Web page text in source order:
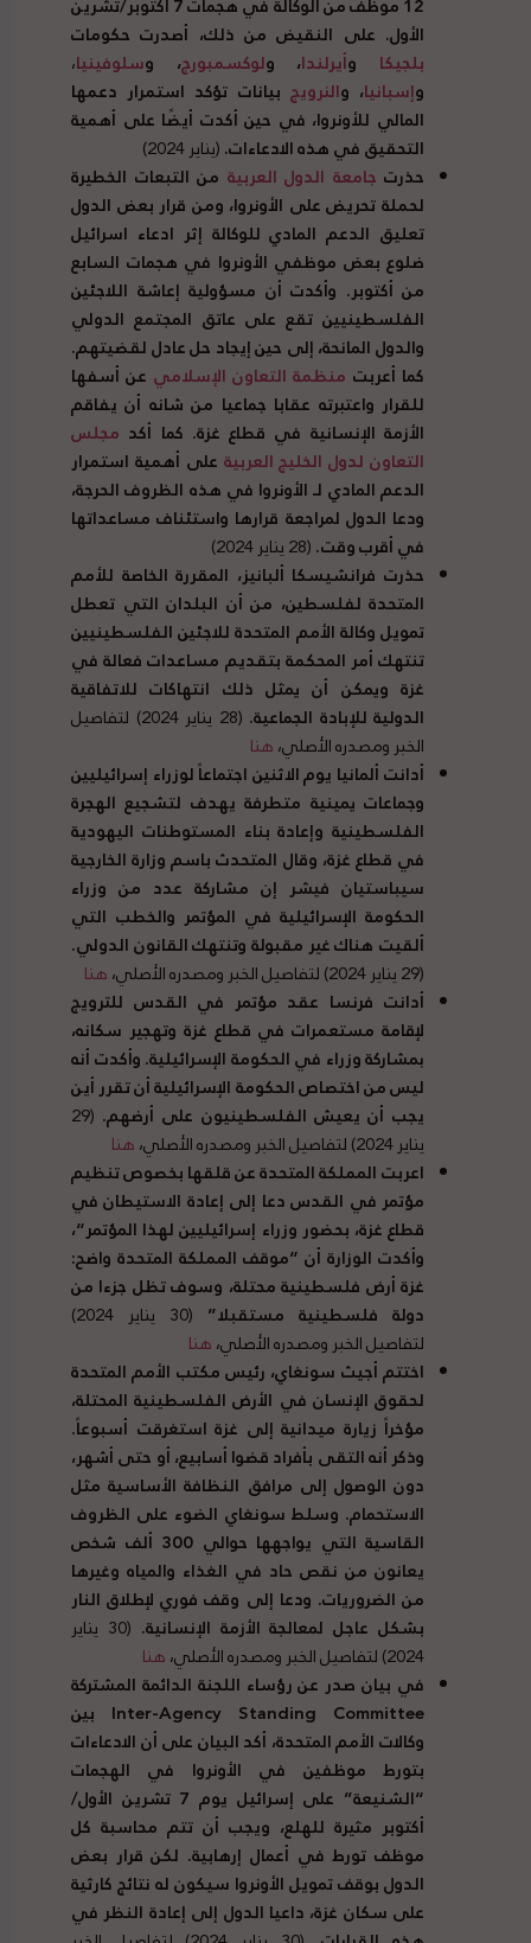
الأول. على النقيض من ذلك، أصدرت حكومات
بلجيكا وأيرلندا، ولوكسمبورج، وسلوفينيا،
وإسبانيا، والنرويج بيانات تؤكد استمرار دعمها
المالي للأونروا، في حين أكدت أيضًا على أهمية
التحقيق في هذه الادعاءات.(يناير 2024)
حذرت جامعة الدول العربية من التبعات الخطيرة
لحملة تحريض على الأونروا، ومن قرار بعض الدول
تعليق الدعم المادي للوكالة إثر ادعاء اسرائيل
ضلوع بعض موظفي الأونروا في هجمات السابع
من أكتوبر. وأكدت أن مسؤولية إعاشة اللاجئين
الفلسطينيين تقع على عاتق المجتمع الدولي
والدول المانحة، إلى حين إيجاد حل عادل لقضيتهم.
كما أعربت منظمة التعاون الإسلامي عن أسفها
للقرار واعتبرته عقابا جماعيا من شانه أن يفاقم
الأزمة الإنسانية في قطاع غزة. كما أكد مجلس
التعاون لدول الخليج العربية على أهمية استمرار
الدعم المادي لـ الأونروا في هذه الظروف الحرجة،
ودعا الدول لمراجعة قرارها واستئناف مساعداتها
في أقرب وقت.(28 يناير 2024)
حذرت فرانشيسكا ألبانيز، المقررة الخاصة للأمم
المتحدة لفلسطين، من أن البلدان التي تعطل
تمويل وكالة الأمم المتحدة للاجئين الفلسطينيين
تنتهك أمر المحكمة بتقديم مساعدات فعالة في
غزة ويمكن أن يمثل ذلك انتهاكات للاتفاقية
الدولية للإبادة الجماعية.
(28 يناير 2024) لتفاصيل
الخبر ومصدره الأصلي،هنا
أدانت ألمانيا يوم الاثنين اجتماعاً لوزراء إسرائيليين
وجماعات يمينية متطرفة يهدف لتشجيع الهجرة
الفلسطينية وإعادة بناء المستوطنات اليهودية
في قطاع غزة، وقال المتحدث باسم وزارة الخارجية
سيباستيان فيشر إن مشاركة عدد من وزراء
الحكومة الإسرائيلية في المؤتمر والخطب التي
ألقيت هناك غير مقبولة وتنتهك القانون الدولي.
(29 يناير 2024) لتفاصيل الخبر ومصدره الأصلي،
هنا
أدانت فرنسا عقد مؤتمر في القدس للترويج
لإقامة مستعمرات في قطاع غزة وتهجير سكانه،
بمشاركة وزراء في الحكومة الإسرائيلية.وأكدت أنه
ليس من اختصاص الحكومة الإسرائيلية أن تقرر أين
يجب أن يعيش الفلسطينيون على أرضهم.
(29
يناير 2024) لتفاصيل الخبر ومصدره الأصلي،
هنا
اعربت المملكة المتحدة عن قلقها بخصوص تنظيم
مؤتمر في القدس دعا إلى إعادة الاستيطان في
قطاع غزة، بحضور وزراء إسرائيليين لهذا المؤتمر“،
وأكدت الوزارة أن “موقف المملكة المتحدة واضح:
غزة أرض فلسطينية محتلة، وسوف تظل جزءا من
دولة فلسطينية مستقبلا”
(30 يناير 2024)
لتفاصيل الخبر ومصدره الأصلي،هنا
اختتم أجيث سونغاي، رئيس مكتب الأمم المتحدة
لحقوق الإنسان في الأرض الفلسطينية المحتلة،
مؤخراً زيارة ميدانية إلى غزة استغرقت أسبوعاً.
وذكر أنه التقى بأفراد قضوا أسابيع، أو حتى أشهر،
دون الوصول إلى مرافق النظافة الأساسية مثل
الاستحمام. وسلط سونغاي الضوء على الظروف
القاسية التي يواجهها حوالي 300 ألف شخص
يعانون من نقص حاد في الغذاء والمياه وغيرها
من الضروريات. ودعا إلى وقف فوري لإطلاق النار
بشكل عاجل لمعالجة الأزمة الإنسانية.
(30 يناير
2024) لتفاصيل الخبر ومصدره الأصلي،
هنا
في بيان صدر عن رؤساء اللجنة الدائمة المشتركة
Inter-Agency Standing Committee بين
وكالات الأمم المتحدة، أكد البيان على أن الادعاءات
بتورط موظفين في الأونروا في الهجمات
“الشنيعة” على إسرائيل يوم 7 تشرين الأول/
أكتوبر مثيرة للهلع، ويجب أن تتم محاسبة كل
موظف تورط في أعمال إرهابية. لكن قرار بعض
الدول بوقف تمويل الأونروا سيكون له نتائج كارثية
على سكان غزة، داعيا الدول إلى إعادة النظر في